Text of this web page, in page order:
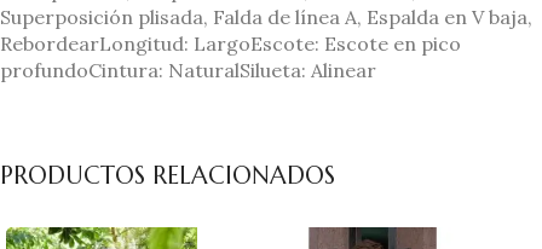
Superposición plisada, Falda de línea A, Espalda en V baja,
RebordearLongitud: LargoEscote: Escote en pico
profundoCintura: NaturalSilueta: Alinear
PRODUCTOS RELACIONADOS